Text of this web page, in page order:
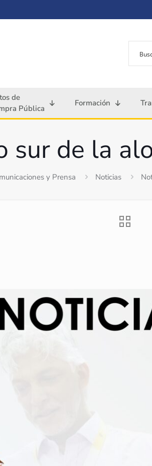
de
Pública
Formación
sur de la
y Prensa Noticias